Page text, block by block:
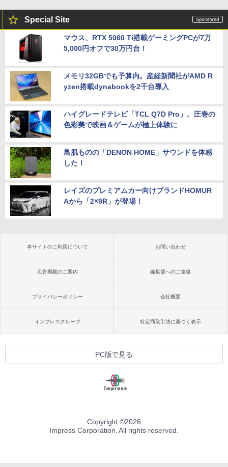
Special Site
マウス、RTX 5060 Ti搭載ゲーミングPCが7万
5,000円オフで30万円台！
メモリ32GBでも予算内。産経新聞社がAMD R
yzen搭載dynabookを2千台導入
ハイグレードテレビ「TCL Q7D Pro」。圧巻の
色彩美で映画＆ゲームが極上体験に
鳥肌ものの「DENON HOME」サウンドを体感
した！
レイズのプレミアムカー向けブランドHOMUR
Aから「2×9R」が登場！
本サイトのご利用について お問い合わせ
広告掲載のご案内 編集部へのご連絡
プライバシーポリシー 会社概要
インプレスグループ 特定商取引法に基づく表示
PC版で見る
Copyright ©2026
Impress Corporation. All rights reserved.